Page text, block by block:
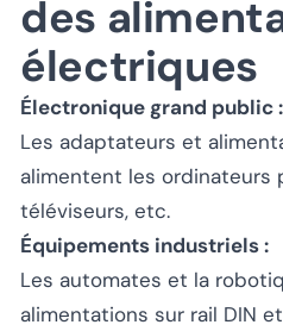
des
électriques
Électronique grand public :
Les adaptateurs et
alimentent les ordinateurs
téléviseurs, etc.
Équipements industriels :
Les automates et la
alimentations sur rail DIN